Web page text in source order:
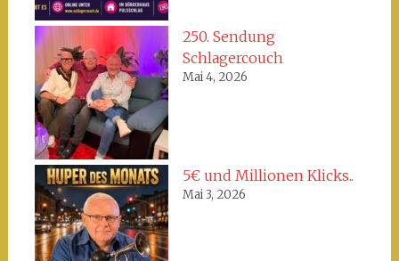
250. Sendung
Schlagercouch
Mai 4, 2026
5€ und Millionen Klicks..
Mai 3, 2026